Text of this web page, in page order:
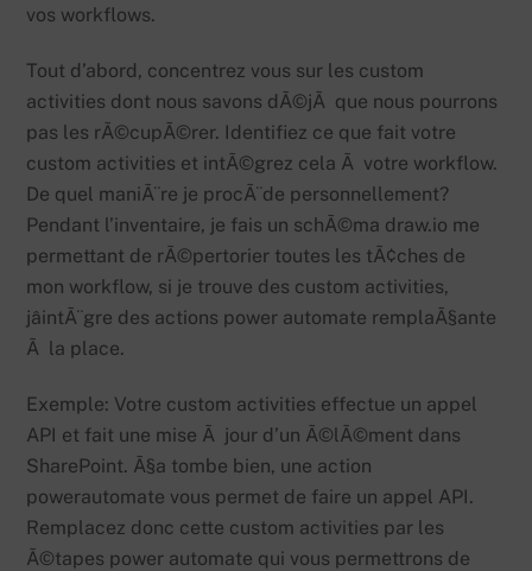
vos workflows.
Tout d’abord, concentrez vous sur les custom
activities dont nous savons dÃ©jÃ que nous pourrons
pas les rÃ©cupÃ©rer. Identifiez ce que fait votre
custom activities et intÃ©grez cela Ã votre workflow.
De quel maniÃ¨re je procÃ¨de personnellement?
Pendant l’inventaire, je fais un schÃ©ma draw.io me
permettant de rÃ©pertorier toutes les tÃ¢ches de
mon workflow, si je trouve des custom activities,
jâintÃ¨gre des actions power automate remplaÃ§ante
Ã la place.
Exemple: Votre custom activities effectue un appel
API et fait une mise Ã jour d’un Ã©lÃ©ment dans
SharePoint. Ã§a tombe bien, une action
powerautomate vous permet de faire un appel API.
Remplacez donc cette custom activities par les
Ã©tapes power automate qui vous permettrons de